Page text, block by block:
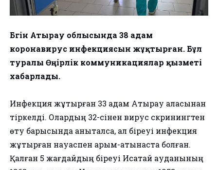
Бүгін Атырау облысында 38 адам
коронавирус инфекциясын жұқтырған. Бұл
туралы Өңірлік коммуникациялар қызметі
хабарлады.
Инфекция жұқтырған 33 адам Атырау қаласынан
тіркелді. Олардың 32-сінен вирус скринингтен
өту барысында анықталса, ал біреуі инфекция
жұқтырған науқаспен қарым-қатынаста болған.
Қалған 5 жағдайдың біреуі Исатай ауданының